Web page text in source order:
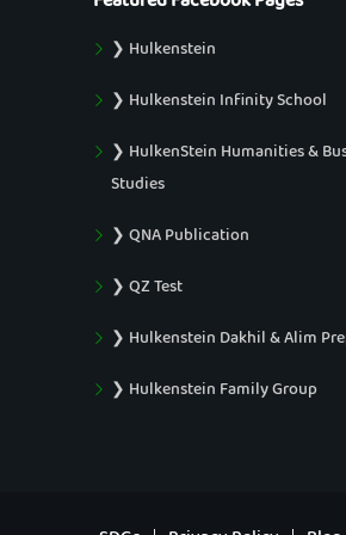
❯ Hulkenstein
❯ Hulkenstein Infinity School
❯ HulkenStein Humanities &
Studies
❯ QNA Publication
❯ QZ Test
❯ Hulkenstein Dakhil & Alim
❯ Hulkenstein Family Group